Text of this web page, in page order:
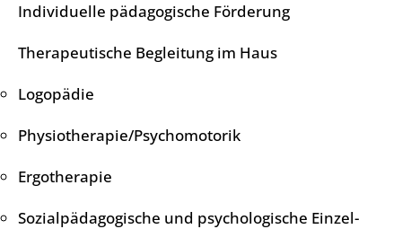
Individuelle pädagogische Förderung
Therapeutische Begleitung im Haus
Logopädie
Physiotherapie/Psychomotorik
Ergotherapie
Sozialpädagogische und psychologische Einzel-